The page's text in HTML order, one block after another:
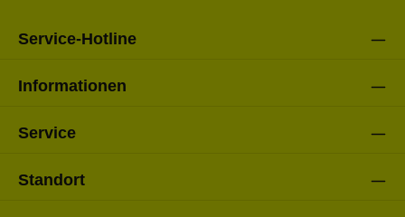
Service-Hotline
Informationen
Service
Standort